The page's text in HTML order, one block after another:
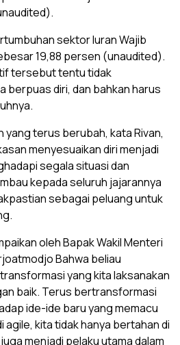
sektor Iuran Wajib
19,88 persen (unaudited).
tersebut tentu tidak
berpuas diri, dan bahkan harus
yang terus berubah, kata Rivan,
menyesuaikan diri menjadi
segala situasi dan
kepada seluruh jajarannya
sebagai peluang untuk
oleh Bapak Wakil Menteri
Bahwa beliau
yang kita laksanakan
baik. Terus bertransformasi
ide-ide baru yang memacu
agile, kita tidak hanya bertahan di
menjadi pelaku utama dalam